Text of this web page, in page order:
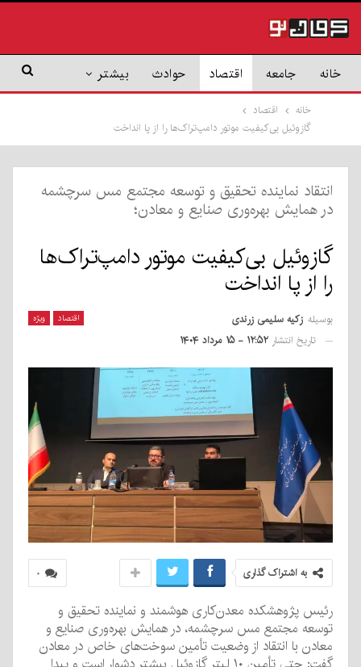
خانه جامعه اقتصاد حوادث بیشتر
خانه
اقتصاد
گازوئیل بی‌کیفیت موتور دامپ‌تراک‌ها را از پا انداخت
انتقاد نماینده تحقیق و توسعه مجتمع مس سرچشمه
در همایش بهره‌وری صنایع و معادن؛
گازوئیل بی‌کیفیت موتور دامپ‌تراک‌ها
را از پا انداخت
اقتصاد ویژه بوسیله زکیه سلیمی زرندی
تاریخ انتشار ۱۲:۵۲ - ۱۵ مرداد ۱۴۰۴
۰ به اشتراک گذاری
رئیس پژوهشکده معدن‌کاری هوشمند و نماینده تحقیق و
توسعه مجتمع مس سرچشمه، در همایش بهره‌وری صنایع و
معادن با انتقاد از وضعیت تأمین سوخت‌های خاص در معادن